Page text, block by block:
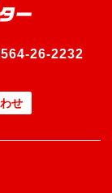
26-2232
せ